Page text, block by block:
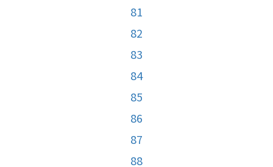
81
82
83
84
85
86
87
88